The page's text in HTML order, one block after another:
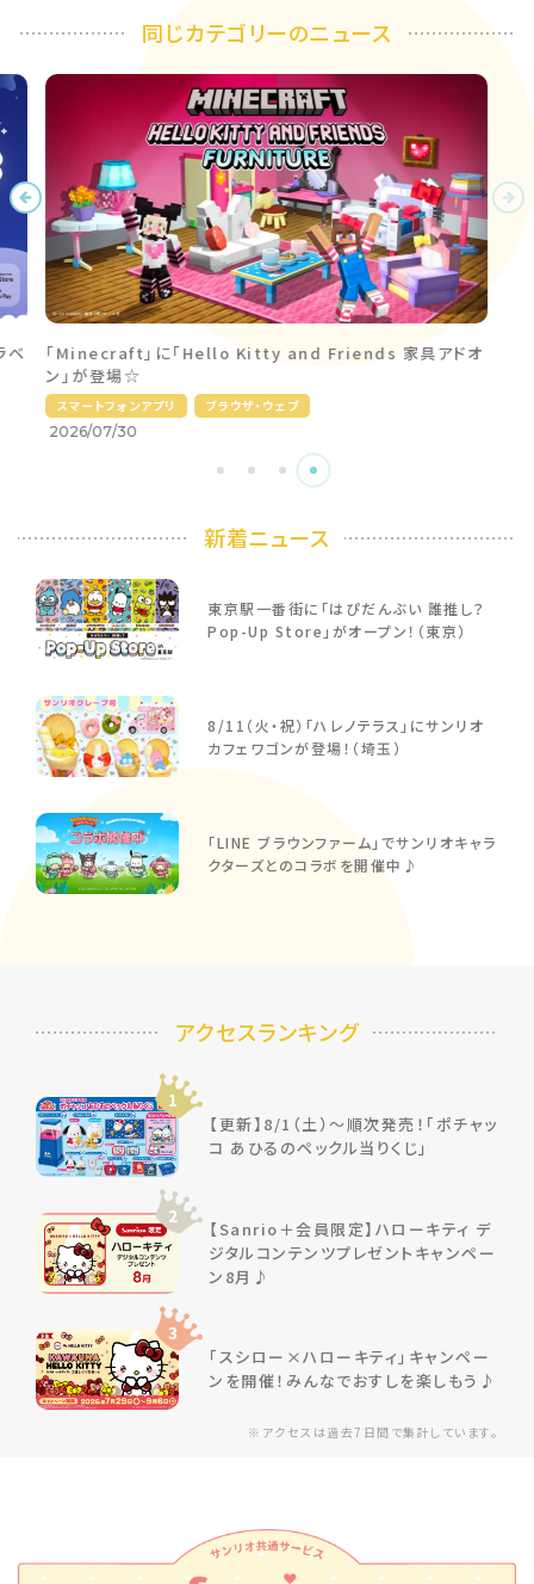
同じカテゴリーのニュース
ベ
「Minecraft」に「Hello Kitty and Friends 家具アドオ
ン」が登場☆
スマートフォンアプリ
ブラウザ・ウェブ
2026/07/30
新着ニュース
東京駅一番街に「はぴだんぶい 誰推し？
Pop-Up Store」がオープン！（東京）
8/11（火・祝）「ハレノテラス」にサンリオ
カフェワゴンが登場！（埼玉）
「LINE ブラウンファーム」でサンリオキャラ
クターズとのコラボを開催中♪
※アクセスは過去7日間で集計しています。
アクセスランキング
1
【更新】8/1（土）～順次発売！「ポチャッ
コ あひるのペックル当りくじ」
2
【Sanrio＋会員限定】ハローキティ デ
ジタルコンテンツプレゼントキャンペー
ン8月♪
3
「スシロー×ハローキティ」キャンペー
ンを開催！みんなでおすしを楽しもう♪